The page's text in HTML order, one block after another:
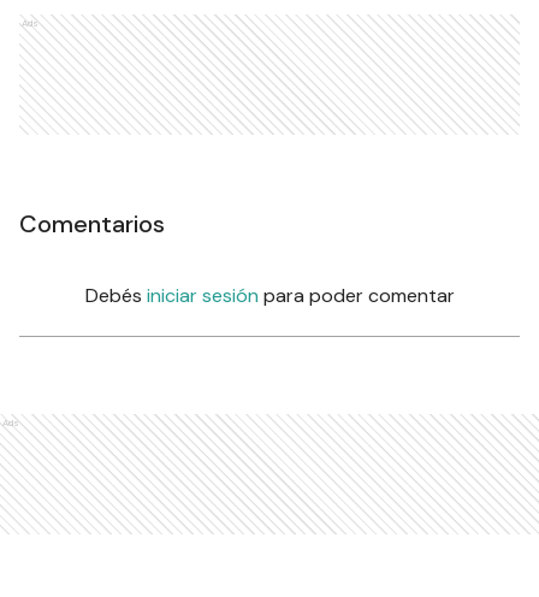
Ads
Comentarios
Debés iniciar sesión para poder comentar
Ads